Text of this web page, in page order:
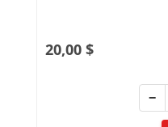
20,00 $
−